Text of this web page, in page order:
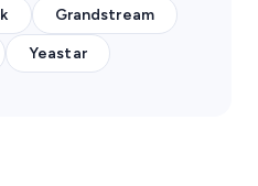
Grandstream
Yeastar